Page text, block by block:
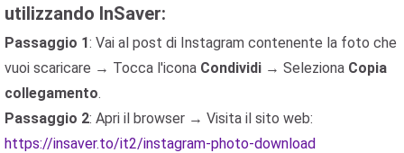
utilizzando InSaver:
Passaggio 1: Vai al post di Instagram contenente la foto che
vuoi scaricare → Tocca l'icona Condividi → Seleziona Copia
collegamento.
Passaggio 2: Apri il browser → Visita il sito web:
https://insaver.to/it2/instagram-photo-download